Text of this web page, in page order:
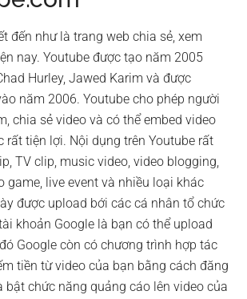
đến như là trang web chia sẻ, xem
nay. Youtube được tạo năm 2005
Hurley, Jawed Karim và được
năm 2006. Youtube cho phép người
chia sẻ video và có thể embed video
rất tiện lợi. Nội dụng trên Youtube rất
TV clip, music video, video blogging,
game, live event và nhiều loại khác
được upload bới các cá nhân tổ chức
khoản Google là bạn có thể upload
Google còn có chương trình hợp tác
tiền từ video của bạn bằng cách đăng
bật chức năng quảng cáo lên video của